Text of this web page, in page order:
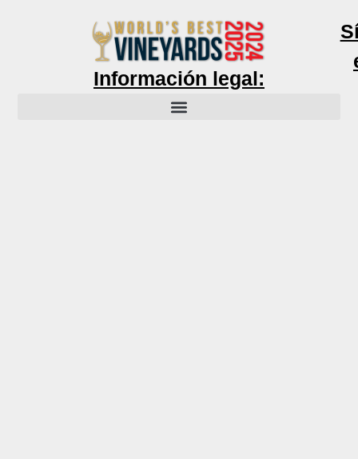
Información legal: